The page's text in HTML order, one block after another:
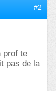
#2
prof te
pas de la